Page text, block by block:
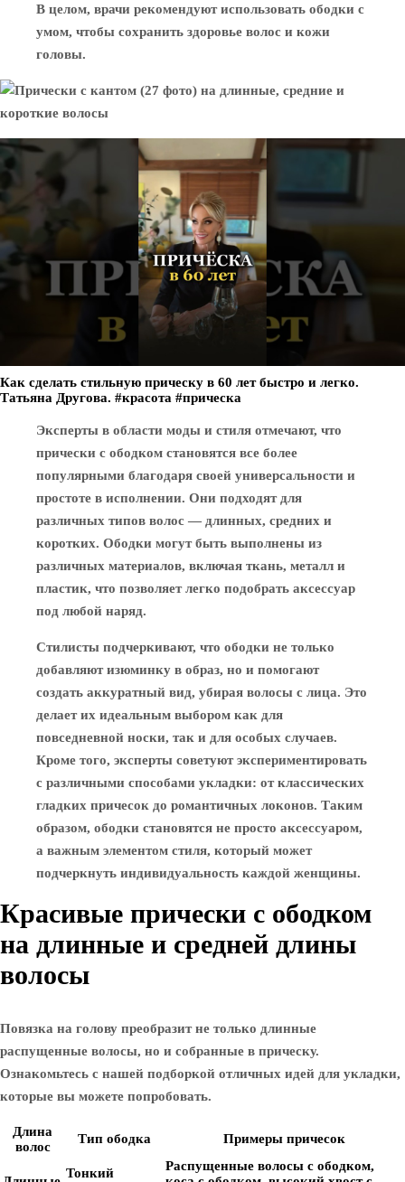
В целом, врачи рекомендуют использовать ободки с
умом, чтобы сохранить здоровье волос и кожи
головы.
Как сделать стильную прическу в 60 лет быстро и легко.
Татьяна Другова. #красота #прическа
Эксперты в области моды и стиля отмечают, что
прически с ободком становятся все более
популярными благодаря своей универсальности и
простоте в исполнении. Они подходят для
различных типов волос — длинных, средних и
коротких. Ободки могут быть выполнены из
различных материалов, включая ткань, металл и
пластик, что позволяет легко подобрать аксессуар
под любой наряд.
Стилисты подчеркивают, что ободки не только
добавляют изюминку в образ, но и помогают
создать аккуратный вид, убирая волосы с лица. Это
делает их идеальным выбором как для
повседневной носки, так и для особых случаев.
Кроме того, эксперты советуют экспериментировать
с различными способами укладки: от классических
гладких причесок до романтичных локонов. Таким
образом, ободки становятся не просто аксессуаром,
а важным элементом стиля, который может
подчеркнуть индивидуальность каждой женщины.
Красивые прически с ободком
на длинные и средней длины
волосы
Повязка на голову преобразит не только длинные
распущенные волосы, но и собранные в прическу.
Ознакомьтесь с нашей подборкой отличных идей для укладки,
которые вы можете попробовать.
Длина
волос
Тип ободка Примеры причесок
Тонкий
Распущенные волосы с ободком,